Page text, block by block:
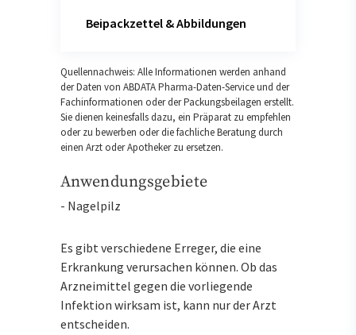
Beipackzettel & Abbildungen
Quellennachweis: Alle Informationen werden anhand
der Daten von ABDATA Pharma-Daten-Service und der
Fachinformationen oder der Packungsbeilagen erstellt.
Sie dienen keinesfalls dazu, ein Präparat zu empfehlen
oder zu bewerben oder die fachliche Beratung durch
einen Arzt oder Apotheker zu ersetzen.
Anwendungsgebiete
- Nagelpilz
Es gibt verschiedene Erreger, die eine
Erkrankung verursachen können. Ob das
Arzneimittel gegen die vorliegende
Infektion wirksam ist, kann nur der Arzt
entscheiden.